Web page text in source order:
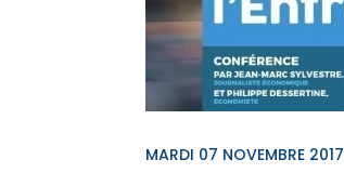
MARDI 07 NOVEMBRE 2017